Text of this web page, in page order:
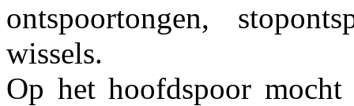
ontspoortongen,
wissels.
Op het hoofdspoor mocht